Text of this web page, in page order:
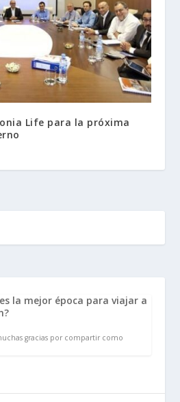
Life para la próxima
la mejor época para viajar a
gracias por compartir como